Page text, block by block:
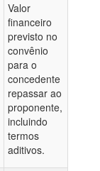
Valor
financeiro
previsto no
convênio
para o
concedente
repassar ao
proponente,
incluindo
termos
aditivos.